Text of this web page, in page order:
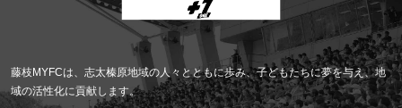
藤枝MYFCは、志太榛原地域の人々とともに歩み、子どもたちに夢を与え、地
域の活性化に貢献します。